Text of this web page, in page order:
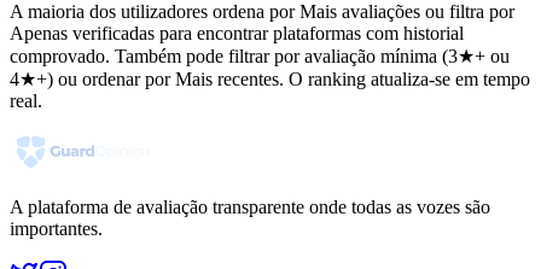
A maioria dos utilizadores ordena por Mais avaliações ou filtra por
Apenas verificadas para encontrar plataformas com historial
comprovado. Também pode filtrar por avaliação mínima (3★+ ou
4★+) ou ordenar por Mais recentes. O ranking atualiza-se em tempo
real.
A plataforma de avaliação transparente onde todas as vozes são
importantes.